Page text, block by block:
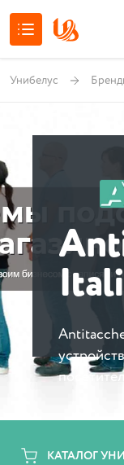
Унибелус
КАТАЛОГ